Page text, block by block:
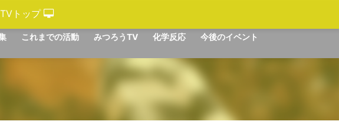
これまでの活動 みつろうTV 化学反応 今後のイベント
トップ